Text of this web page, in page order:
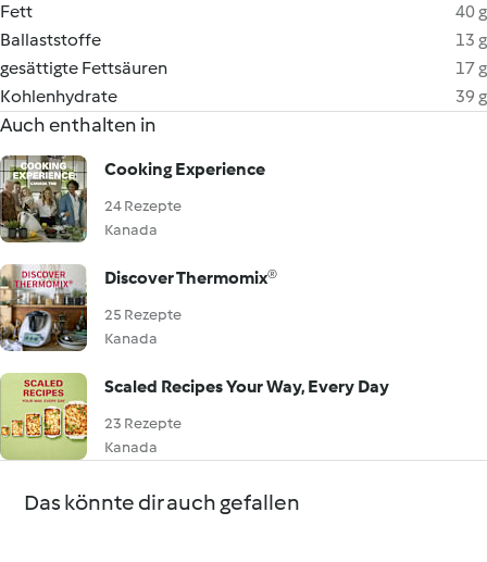
Fett
40 g
Ballaststoffe
13 g
gesättigte Fettsäuren
17 g
Kohlenhydrate
39 g
Auch enthalten in
Cooking Experience
24 Rezepte
Kanada
Discover Thermomix®
25 Rezepte
Kanada
Scaled Recipes Your Way, Every Day
23 Rezepte
Kanada
Das könnte dir auch gefallen